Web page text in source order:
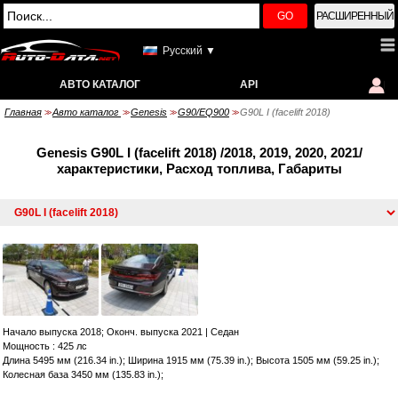
GO РАСШИРЕННЫЙ
Русский ▼
АВТО КАТАЛОГ API
Главная >> Авто каталог >> Genesis >> G90/EQ900 >> G90L I (facelift 2018)
Genesis G90L I (facelift 2018) /2018, 2019, 2020, 2021/
характеристики, Расход топлива, Габариты
Начало выпуска 2018; Оконч. выпуска 2021 | Седан
Мощность : 425 лс
Длина 5495 мм (216.34 in.); Ширина 1915 мм (75.39 in.); Высота 1505 мм (59.25 in.);
Колесная база 3450 мм (135.83 in.);